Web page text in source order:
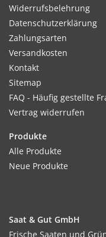
Widerrufsbelehrung
Datenschutzerklärung
Zahlungsarten
Versandkosten
Kontakt
Sitemap
FAQ - Häufig gestellte
Vertrag widerrufen
Produkte
Alle Produkte
Neue Produkte
Saat & Gut GmbH
Frische Saaten und